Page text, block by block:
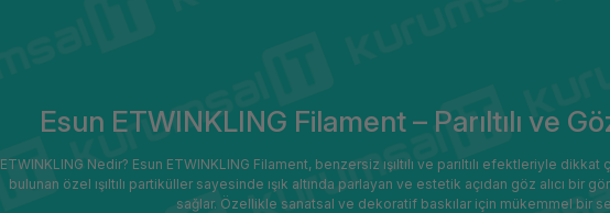
Esun ETWINKLING Filament – Parıltılı ve
ETWINKLING Nedir? Esun ETWINKLING Filament, benzersiz ışıltılı ve parıltılı efektleriyle
bulunan özel ışıltılı partiküller sayesinde ışık altında parlayan ve estetik açıdan göz alıcı bir
sağlar. Özellikle sanatsal ve dekoratif baskılar için mükemmel bir